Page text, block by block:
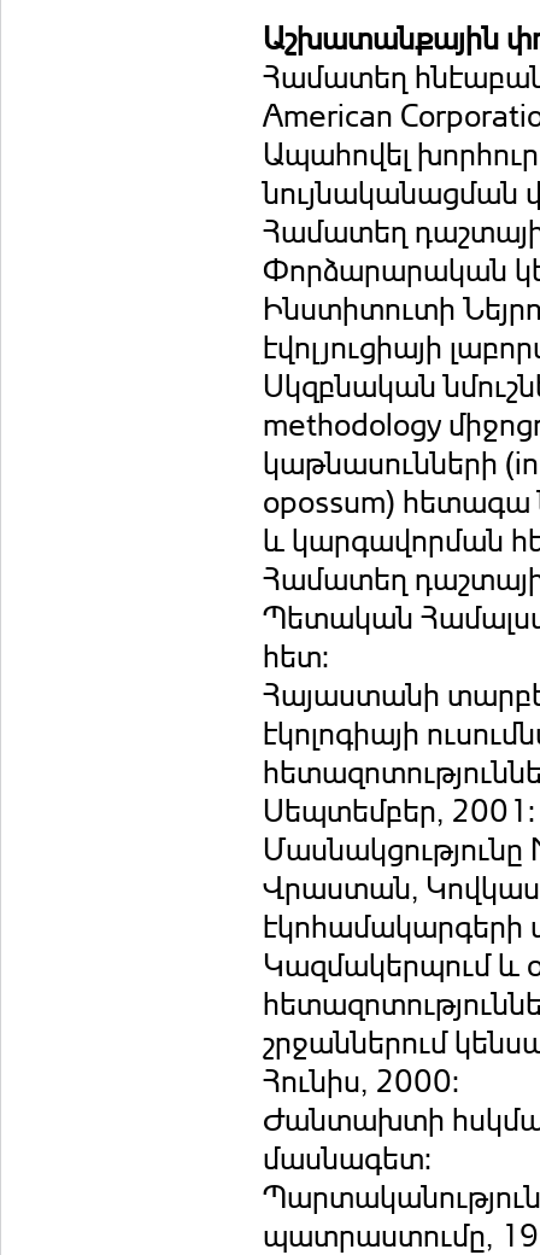
Աշխատանքային
Համատեղ
American
Ապահովել
նույնականացման
Համատեղ
Փորձարարական
Ինստիտուտի
էվոլյուցիայի
Սկզբնական
methodology
կաթնասունների
opossum) հետագա
և կարգավորման
Համատեղ
Պետական
հետ:
Հայաստանի
էկոլոգիայի
Սեպտեմբեր, 2001:
Մասնակցությունը
Վրաստան,
էկոհամակարգերի
Կազմակերպում և
շրջաններում
Հունիս, 2000:
Ժանտախտի հսկման
մասնագետ:
պատրաստումը,